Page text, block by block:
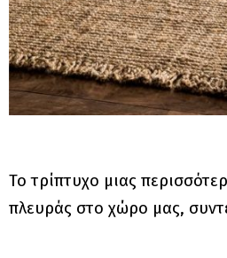
Το τρίπτυχο μιας
πλευράς στο χώρο μας,